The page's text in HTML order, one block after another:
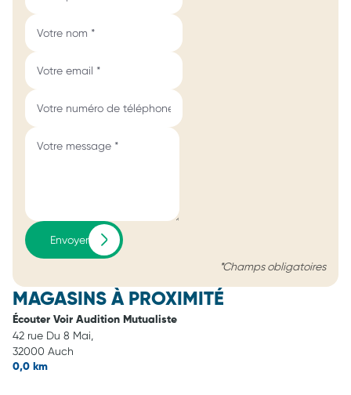
Envoyer
*Champs obligatoires
MAGASINS À PROXIMITÉ
Écouter Voir Audition Mutualiste
42 rue Du 8 Mai,
32000 Auch
0,0 km